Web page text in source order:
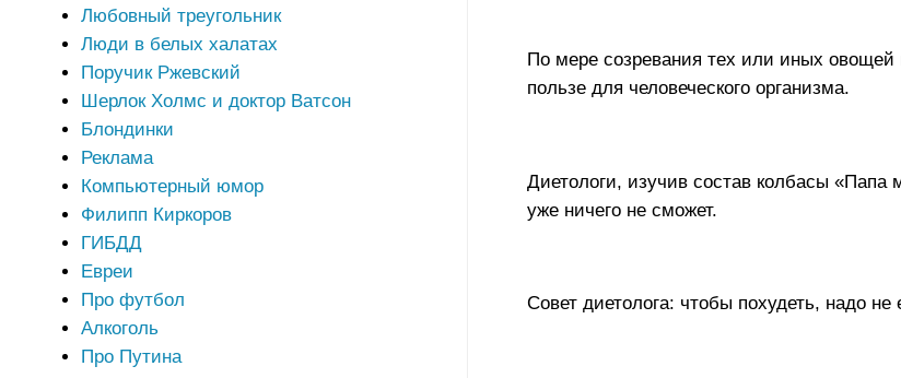
Любовный треугольник
Люди в белых халатах
Поручик Ржевский
Шерлок Холмс и доктор Ватсон
Блондинки
Реклама
Компьютерный юмор
Филипп Киркоров
ГИБДД
Евреи
Про футбол
Алкоголь
Про Путина
По мере созревания тех или иных овощей
пользе для человеческого организма.
Диетологи, изучив состав колбасы «Папа
уже ничего не сможет.
Совет диетолога: чтобы похудеть, надо